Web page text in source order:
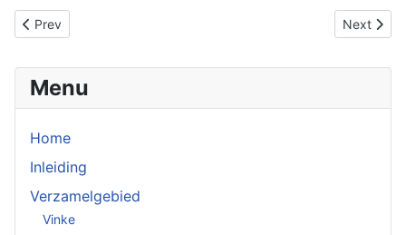
Previous article: Stekers
Prev Next
Next
Menu
Home
Inleiding
Verzamelgebied
Vinke